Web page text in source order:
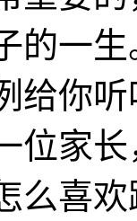
的一
给你
位家
么喜